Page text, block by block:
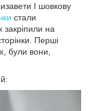
I шовкову
стали
на
Перші
були вони,